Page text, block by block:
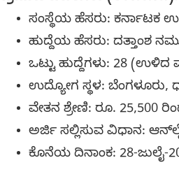
ಸಂಸ್ಥೆಯ ಹೆಸರು: ಕರ್ನಾಟಕ
ಹುದ್ದೆಯ ಹೆಸರು: ದತ್ತಾಂಶ
ಒಟ್ಟು ಹುದ್ದೆಗಳು: 28 (ಉಳಿದ
ಉದ್ಯೋಗ ಸ್ಥಳ: ಬೆಂಗಳೂರು,
ವೇತನ ಶ್ರೇಣಿ: ರೂ. 25,500
ಅರ್ಜಿ ಸಲ್ಲಿಸುವ ವಿಧಾನ:
ಕೊನೆಯ ದಿನಾಂಕ: 28-ಜುಲೈ-